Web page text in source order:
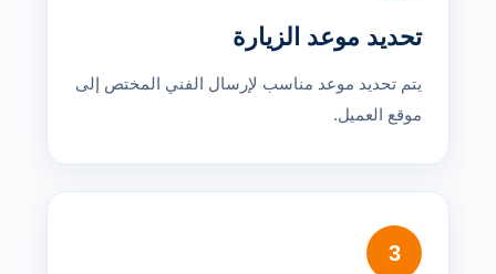
تحديد موعد الزيارة
يتم تحديد موعد مناسب لإرسال الفني المختص إلى
موقع العميل.
3